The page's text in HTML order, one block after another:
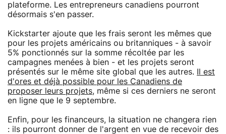
plateforme. Les entrepreneurs canadiens pourront
désormais s'en passer.
Kickstarter ajoute que les frais seront les mêmes que
pour les projets américains ou britanniques - à savoir
5% ponctionnés sur la somme récoltée par les
campagnes menées à bien - et les projets seront
présentés sur le même site global que les autres.
Il est
d'ores et déjà possible pour les Canadiens de
proposer leurs projets, même si ces derniers ne seront
en ligne que le 9 septembre.
Enfin, pour les financeurs, la situation ne changera rien
: ils pourront donner de l'argent en vue de recevoir des